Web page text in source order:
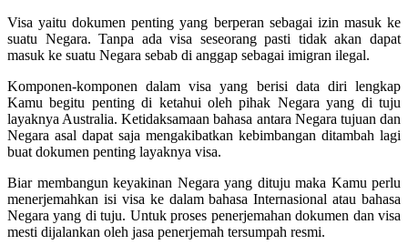
Visa yaitu dokumen penting yang berperan sebagai izin masuk ke
suatu Negara. Tanpa ada visa seseorang pasti tidak akan dapat
masuk ke suatu Negara sebab di anggap sebagai imigran ilegal.
Komponen-komponen dalam visa yang berisi data diri lengkap
Kamu begitu penting di ketahui oleh pihak Negara yang di tuju
layaknya Australia. Ketidaksamaan bahasa antara Negara tujuan dan
Negara asal dapat saja mengakibatkan kebimbangan ditambah lagi
buat dokumen penting layaknya visa.
Biar membangun keyakinan Negara yang dituju maka Kamu perlu
menerjemahkan isi visa ke dalam bahasa Internasional atau bahasa
Negara yang di tuju. Untuk proses penerjemahan dokumen dan visa
mesti dijalankan oleh jasa penerjemah tersumpah resmi.